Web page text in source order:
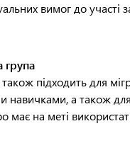
вимог до участі
група
підходить для
навичками, а також для
має на меті